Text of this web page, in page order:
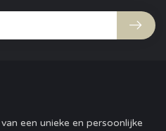
een unieke en persoonlijke